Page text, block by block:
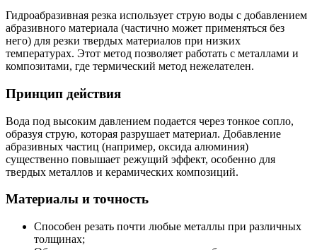
Гидроабразивная резка использует струю воды с добавлением
абразивного материала (частично может применяться без
него) для резки твердых материалов при низких
температурах. Этот метод позволяет работать с металлами и
композитами, где термический метод нежелателен.
Принцип действия
Вода под высоким давлением подается через тонкое сопло,
образуя струю, которая разрушает материал. Добавление
абразивных частиц (например, оксида алюминия)
существенно повышает режущий эффект, особенно для
твердых металлов и керамических композиций.
Материалы и точность
Способен резать почти любые металлы при различных
толщинах;